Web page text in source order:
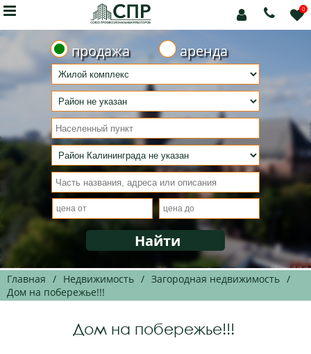
 0


продажа аренда
Главная / Недвижимость / Загородная недвижимость /
Дом на побережье!!!
Дом на побережье!!!